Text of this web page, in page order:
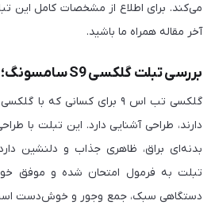
می‌کند. برای اطلاع از مشخصات کامل این
آخر مقاله همراه ما باشید.
بررسی تبلت گلکسی ‏S9‎‏ سامسونگ؛ طراحی
دارند، طراحی آشنایی دارد. این تبلت با
بدنه‌ای براق، ظاهری جذاب و دلنشین
تبلت به فرمول امتحان شده و موفق
دستگاهی سبک، جمع ‎وجور و خوش‌دست است.